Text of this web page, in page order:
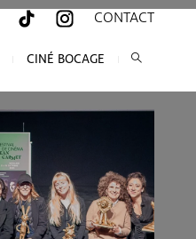
CONTACT
CINÉ BOCAGE